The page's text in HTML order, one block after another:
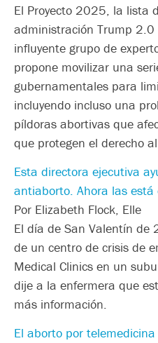
El Proyecto 2025, la lista
administración Trump 2.0
influyente grupo de
propone movilizar una
gubernamentales para
incluyendo incluso una
píldoras abortivas que
que protegen el derecho
Esta directora ejecutiva
antiaborto. Ahora las está
Por Elizabeth Flock, Elle
El día de San Valentín
de un centro de crisis de
Medical Clinics en un
dije a la enfermera que
más información.
El aborto por